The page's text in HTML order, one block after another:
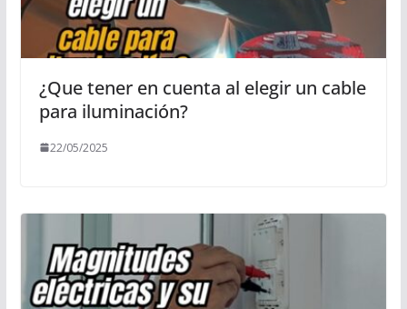
¿Que tener en cuenta al elegir un cable
para iluminación?
22/05/2025